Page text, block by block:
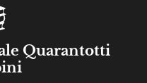
Quarantotti